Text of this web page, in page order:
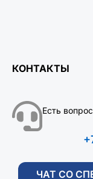
КОНТАКТЫ
Есть
ЧАТ СО